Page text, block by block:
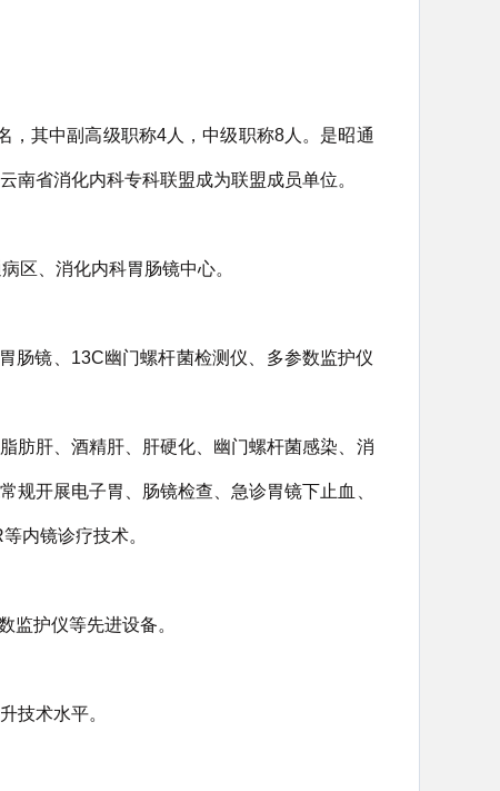
，其中副高级职称4人，中级职称8人。 是昭通
南省消化内科专科联盟成为联盟成员单位。
区、消化内科胃肠镜中心。
肠镜、13C幽门螺杆菌检测仪、多参数监护仪
肪肝、酒精肝、肝硬化、幽门螺杆菌感染、消
规开展电子胃、肠镜检查、急诊胃镜下止血、
内镜诊疗技术。
监护仪等先进设备。
技术水平。